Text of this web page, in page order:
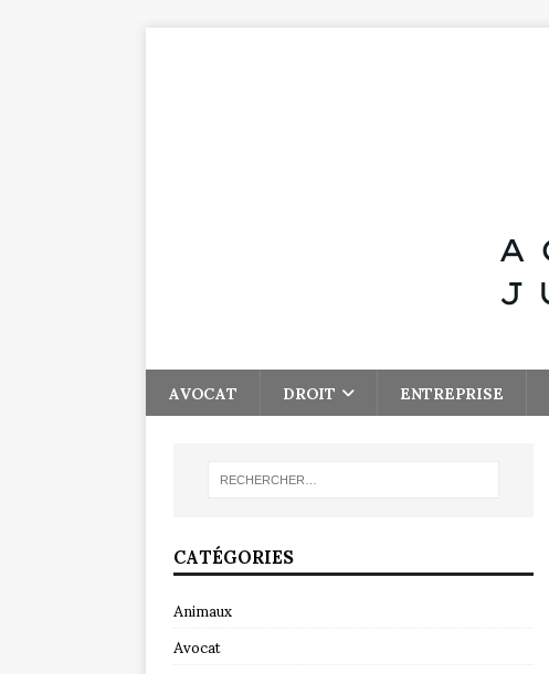
AVOCAT DROIT ENTREPRISE
CATÉGORIES
Animaux
Avocat